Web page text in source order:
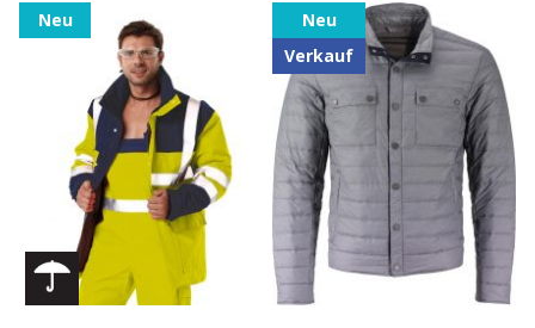
Neu
Neu
Verkauf